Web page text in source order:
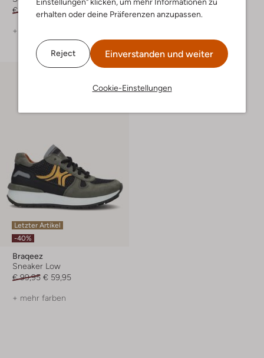
erhalten oder deine Präferenzen anzupassen.
Reject Einverstanden und weiter
Cookie-Einstellungen
€ 59,95
€ 47,99
+ mehr farben
€ 99,95
€ 69,99
Letzter Artikel
-40%
Braqeez
Sneaker Low
€ 99,95 € 59,95
+ mehr farben